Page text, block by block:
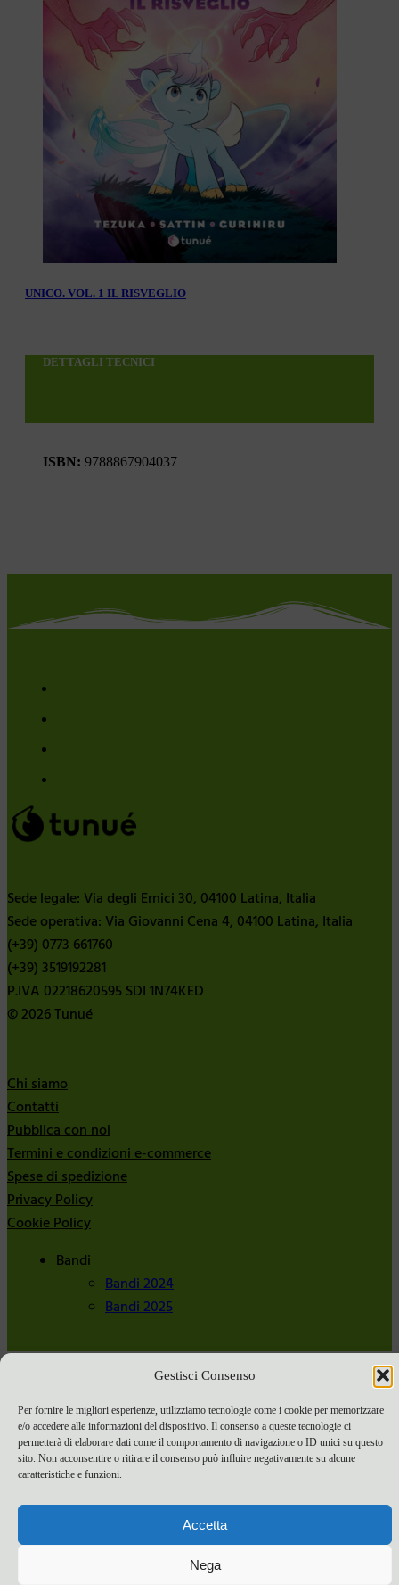
Gestisci Consenso
Per fornire le migliori esperienze, utilizziamo tecnologie come i cookie per memorizzare
e/o accedere alle informazioni del dispositivo. Il consenso a queste tecnologie ci
permetterà di elaborare dati come il comportamento di navigazione o ID unici su questo
sito. Non acconsentire o ritirare il consenso può influire negativamente su alcune
caratteristiche e funzioni.
Accetta
Nega
UNICO. VOL. 1 IL RISVEGLIO
DETTAGLI TECNICI
ISBN: 9788867904037
Sede legale: Via degli Ernici 30, 04100 Latina, Italia
Sede operativa: Via Giovanni Cena 4, 04100 Latina, Italia
(+39) 0773 661760
(+39) 3519192281
P.IVA 02218620595 SDI 1N74KED
© 2026 Tunué
Chi siamo
Contatti
Pubblica con noi
Termini e condizioni e-commerce
Spese di spedizione
Privacy Policy
Cookie Policy
Bandi
Bandi 2024
Bandi 2025